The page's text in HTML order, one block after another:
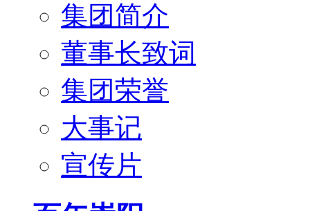
集团简介
董事长致词
集团荣誉
大事记
宣传片